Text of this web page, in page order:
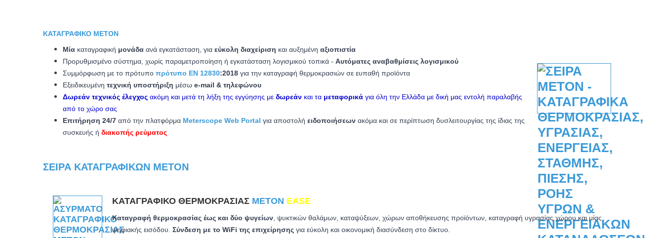
ΚΑΤΑΓΡΑΦΙΚΌ METON
Μία καταγραφική μονάδα ανά εγκατάσταση, για εύκολη διαχείριση και αυξημένη αξιοπιστία
Προρυθμισμένο σύστημα, χωρίς παραμετροποίηση ή εγκατάσταση λογισμικού τοπικά - Αυτόματες αναβαθμίσεις λογισμικού
Συμμόρφωση με το πρότυπο πρότυπο EN 12830:2018 για την καταγραφή θερμοκρασιών σε ευπαθή προϊόντα
Εξειδικευμένη τεχνική υποστήριξη μέσω e-mail & τηλεφώνου
Δωρεάν τεχνικός έλεγχος ακόμη και μετά τη λήξη της εγγύησης με δωρεάν και τα μεταφορικά για όλη την Ελλάδα με δική μας εντολή παραλαβής
από το χώρο σας
Επιτήρηση 24/7 από την πλατφόρμα Meterscope Web Portal για αποστολή ειδοποιήσεων ακόμα και σε περίπτωση δυσλειτουργίας της ίδιας της
συσκευής ή διακοπής ρεύματος
ΣΕΙΡΆ ΚΑΤΑΓΡΑΦΙΚΏΝ METON
ΚΑΤΑΓΡΑΦΙΚΌ ΘΕΡΜΟΚΡΑΣΊΑΣ METON EASE
Καταγραφή θερμοκρασίας έως και δύο ψυγείων, ψυκτικών θαλάμων, καταψύξεων, χώρων αποθήκευσης προϊόντων, καταγραφή υγρασίας χώρου και μίας
ψηφιακής εισόδου. Σύνδεση με το WiFi της επιχείρησης για εύκολη και οικονομική διασύνδεση στο δίκτυο.